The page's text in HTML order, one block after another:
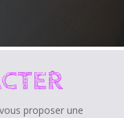
proposer une